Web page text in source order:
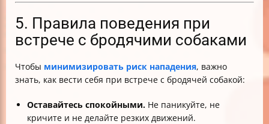
5. Правила поведения при
встрече с бродячими собаками
Чтобы минимизировать риск нападения, важно
знать, как вести себя при встрече с бродячей собакой:
Оставайтесь спокойными. Не паникуйте, не
кричите и не делайте резких движений.